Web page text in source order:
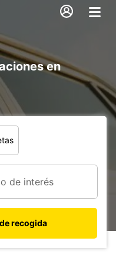
en
recogida